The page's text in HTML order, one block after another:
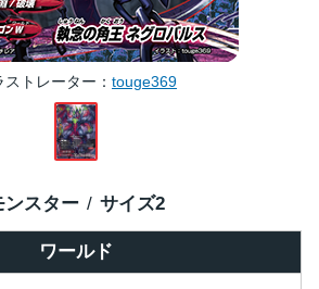
ストレーター touge369
ワールド
ンスター サイズ2